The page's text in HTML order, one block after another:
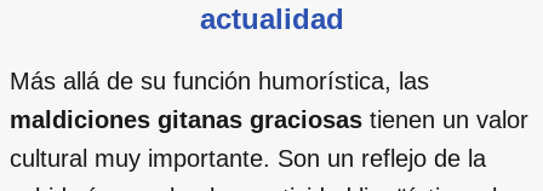
actualidad
Más allá de su función humorística, las
maldiciones gitanas graciosas tienen un valor
cultural muy importante. Son un reflejo de la